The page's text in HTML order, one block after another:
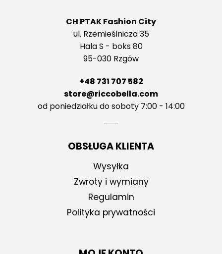
CH PTAK Fashion City
ul. Rzemieślnicza 35
Hala S - boks 80
95-030 Rzgów
+48 731 707 582
store@riccobella.com
od poniedziałku do soboty 7:00 - 14:00
OBSŁUGA KLIENTA
Wysyłka
Zwroty i wymiany
Regulamin
Polityka prywatności